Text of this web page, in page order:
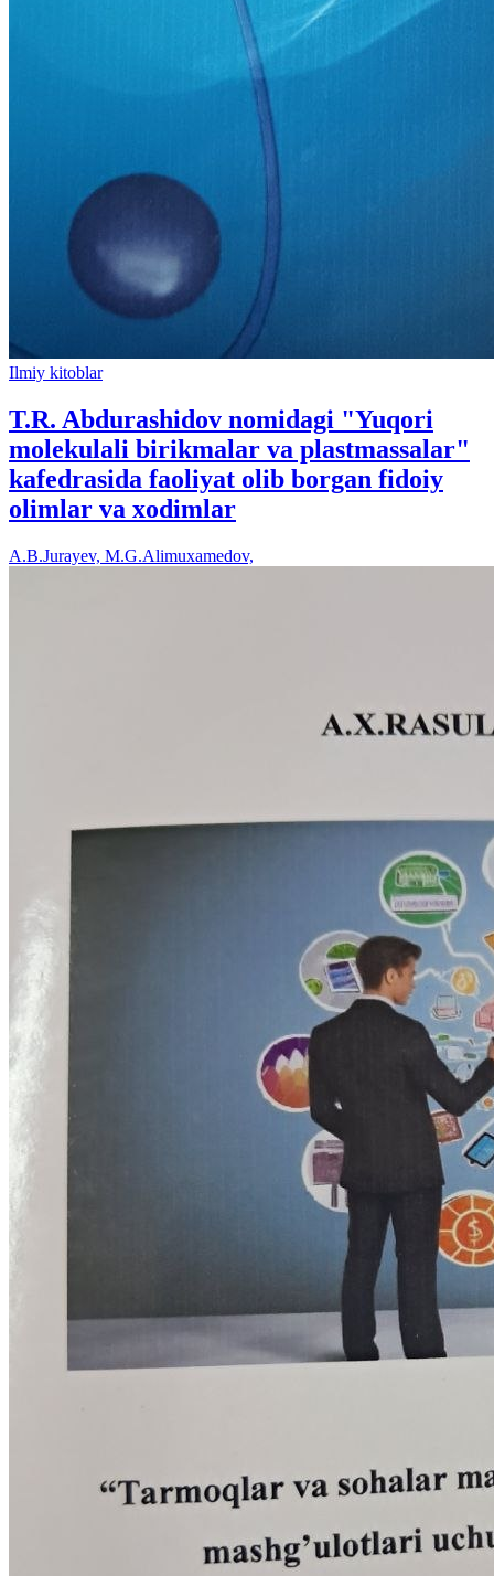
Ilmiy kitoblar
T.R. Abdurashidov nomidagi "Yuqori
molekulali birikmalar va plastmassalar"
kafedrasida faoliyat olib borgan fidoiy
olimlar va xodimlar
A.B.Jurayev, M.G.Alimuxamedov,